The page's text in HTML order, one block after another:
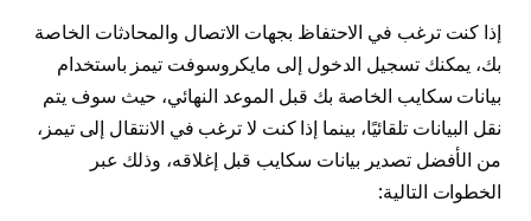
إذا كنت ترغب في الاحتفاظ بجهات الاتصال والمحادثات الخاصة
بك، يمكنك تسجيل الدخول إلى مايكروسوفت تيمز باستخدام
بيانات سكايب الخاصة بك قبل الموعد النهائي، حيث سوف يتم
نقل البيانات تلقائيًا، بينما إذا كنت لا ترغب في الانتقال إلى تيمز،
من الأفضل تصدير بيانات سكايب قبل إغلاقه، وذلك عبر
الخطوات التالية: